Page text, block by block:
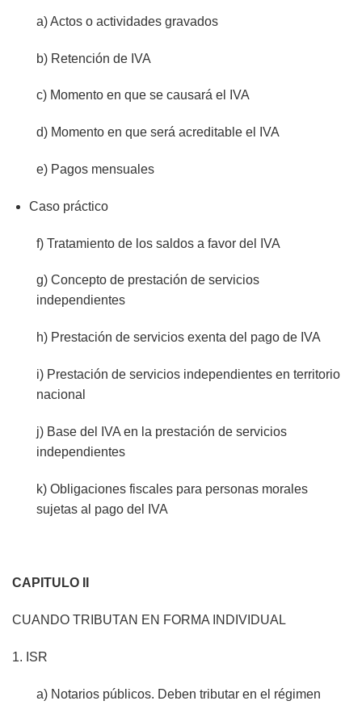
a) Actos o actividades gravados
b) Retención de IVA
c) Momento en que se causará el IVA
d) Momento en que será acreditable el IVA
e) Pagos mensuales
Caso práctico
f) Tratamiento de los saldos a favor del IVA
g) Concepto de prestación de servicios
independientes
h) Prestación de servicios exenta del pago de IVA
i) Prestación de servicios independientes en territorio
nacional
j) Base del IVA en la prestación de servicios
independientes
k) Obligaciones fiscales para personas morales
sujetas al pago del IVA
CAPITULO II
CUANDO TRIBUTAN EN FORMA INDIVIDUAL
1. ISR
a) Notarios públicos. Deben tributar en el régimen